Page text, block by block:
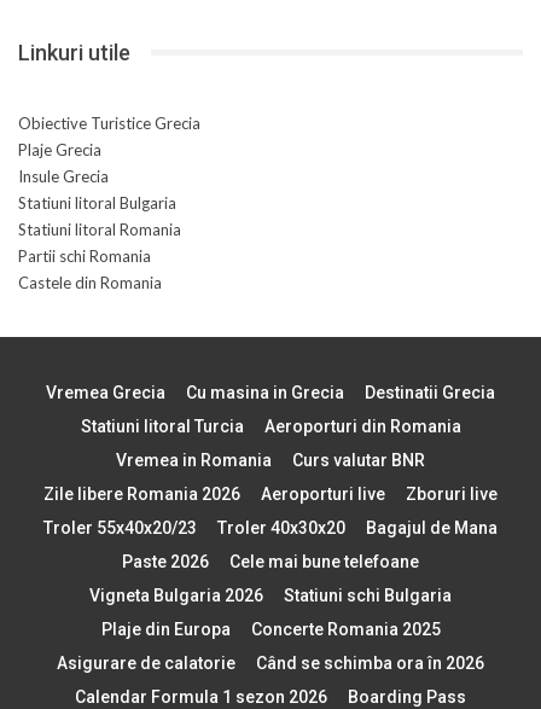
Linkuri utile
Obiective Turistice Grecia
Plaje Grecia
Insule Grecia
Statiuni litoral Bulgaria
Statiuni litoral Romania
Partii schi Romania
Castele din Romania
Vremea Grecia Cu masina in Grecia
Destinatii Grecia
Statiuni litoral Turcia
Aeroporturi din Romania
Vremea in Romania
Curs valutar BNR
Zile libere Romania 2026
Aeroporturi live
Zboruri live
Troler 55x40x20/23
Troler 40x30x20
Bagajul de Mana
Paste 2026
Cele mai bune telefoane
Vigneta Bulgaria 2026
Statiuni schi Bulgaria
Plaje din Europa
Concerte Romania 2025
Asigurare de calatorie
Când se schimba ora în 2026
Calendar Formula 1 sezon 2026
Boarding Pass